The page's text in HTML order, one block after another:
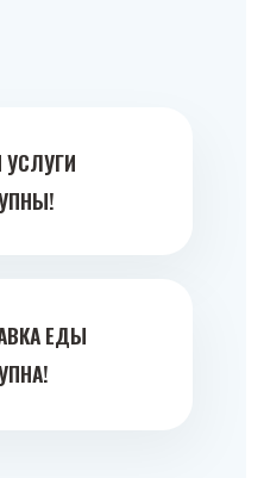
УСЛУГИ
ЕДЫ